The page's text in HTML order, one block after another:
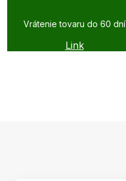
Vrátenie tovaru do 60 dní
Link